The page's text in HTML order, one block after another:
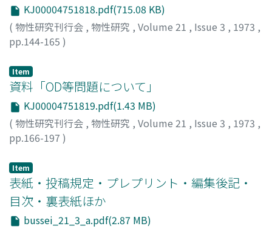
KJ00004751818.pdf(715.08 KB)
( 物性研究刊行会 , 物性研究 , Volume 21 , Issue 3 , 1973 ,
pp.144-165 )
サカ, ヒロカズ
Item
資料「OD等問題について」
KJ00004751819.pdf(1.43 MB)
( 物性研究刊行会 , 物性研究 , Volume 21 , Issue 3 , 1973 ,
pp.166-197 )
Item
表紙・投稿規定・プレプリント・編集後記・
目次・裏表紙ほか
bussei_21_3_a.pdf(2.87 MB)